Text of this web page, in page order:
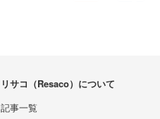
リサコ（Resaco）について
記事一覧